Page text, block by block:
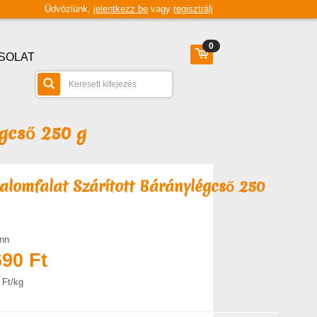
Üdvözlünk, jelentkezz be vagy regisztrálj
0
250 g
Szárított Báránylégcső 250
Ft
Ft/kg